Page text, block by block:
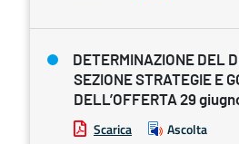
DETERMINAZIONE DEL
SEZIONE STRATEGIE E
DELL’OFFERTA 29
Scarica Ascolta